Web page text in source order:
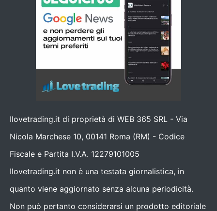
Ilovetrading.it di proprietà di WEB 365 SRL - Via
Nicola Marchese 10, 00141 Roma (RM) - Codice
Fiscale e Partita I.V.A. 12279101005
Ilovetrading.it non è una testata giornalistica, in
quanto viene aggiornato senza alcuna periodicità.
Non può pertanto considerarsi un prodotto editoriale